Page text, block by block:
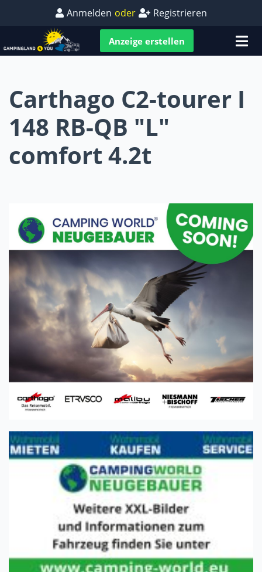
Anmelden oder Registrieren
Anzeige erstellen
Carthago C2-tourer I
148 RB-QB "L"
comfort 4.2t